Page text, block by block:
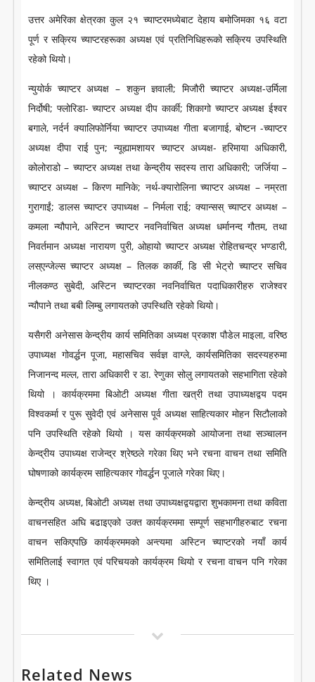
उत्तर अमेरिका क्षेत्रका कुल २१ च्याप्टरमध्येबाट देहाय बमोजिमका १६ वटा
पूर्ण र सक्रिय च्याप्टरहरूका अध्यक्ष एवं प्रतिनिधिहरूको सक्रिय उपस्थिति
रहेको थियो।
न्युयोर्क च्याप्टर अध्यक्ष – शकुन ज्ञवाली; मिजौरी च्याप्टर अध्यक्ष-उर्मिला
निर्दोषी; फ्लोरिडा- च्याप्टर अध्यक्ष दीप कार्की; शिकागो च्याप्टर अध्यक्ष ईश्वर
बगाले, नर्दर्न क्यालिफोर्निया च्याप्टर उपाध्यक्ष गीता बजागाई, बोष्टन -च्याप्टर
अध्यक्ष दीपा राई पुन; न्यूह्यामशायर च्याप्टर अध्यक्ष- हरिमाया अधिकारी,
कोलोराडो – च्याप्टर अध्यक्ष तथा केन्द्रीय सदस्य तारा अधिकारी; जर्जिया –
च्याप्टर अध्यक्ष – किरण मानिके; नर्थ-क्यारोलिना च्याप्टर अध्यक्ष – नम्रता
गुरागाईं; डालस च्याप्टर उपाध्यक्ष – निर्मला राई; क्यान्सस् च्याप्टर अध्यक्ष –
कमला न्यौपाने, अस्टिन च्याप्टर नवनिर्वाचित अध्यक्ष धर्मानन्द गौतम, तथा
निवर्तमान अध्यक्ष नारायण पुरी, ओहायो च्याप्टर अध्यक्ष रोहितचन्द्र भण्डारी,
लस्एन्जेल्स च्याप्टर अध्यक्ष – तिलक कार्की, डि सी भेट्रो च्याप्टर सचिव
नीलकण्ठ सुबेदी, अस्टिन च्याप्टरका नवनिर्वाचित पदाधिकारीहरु राजेश्वर
न्यौपाने तथा बबी लिम्बु लगायतको उपस्थिति रहेको थियो।
यसैगरी अनेसास केन्द्रीय कार्य समितिका अध्यक्ष प्रकाश पौडेल माइला, वरिष्ठ
उपाध्यक्ष गोवर्द्धन पूजा, महासचिव सर्वज्ञ वाग्ले, कार्यसमितिका सदस्यहरुमा
निजानन्द मल्ल, तारा अधिकारी र डा. रेणुका सोलु लगायतको सहभागिता रहेको
थियो । कार्यक्रममा बिओटी अध्यक्ष गीता खत्री तथा उपाध्यक्षद्वय पदम
विश्वकर्मा र पुरू सुवेदी एवं अनेसास पूर्व अध्यक्ष साहित्यकार मोहन सिटौलाको
पनि उपस्थिति रहेको थियो । यस कार्यक्रमको आयोजना तथा सञ्चालन
केन्द्रीय उपाध्यक्ष राजेन्द्र श्रेष्ठले गरेका थिए भने रचना वाचन तथा समिति
घोषणाको कार्यक्रम साहित्यकार गोवर्द्धन पूजाले गरेका थिए।
केन्द्रीय अध्यक्ष, बिओटी अध्यक्ष तथा उपाध्यक्षद्वयद्वारा शुभकामना तथा कविता
वाचनसहित अघि बढाइएको उक्त कार्यक्रममा सम्पूर्ण सहभागीहरुबाट रचना
वाचन सकिएपछि कार्यक्रममको अन्त्यमा अस्टिन च्याप्टरको नयाँ कार्य
समितिलाई स्वागत एवं परिचयको कार्यक्रम थियो र रचना वाचन पनि गरेका
थिए ।
Related News